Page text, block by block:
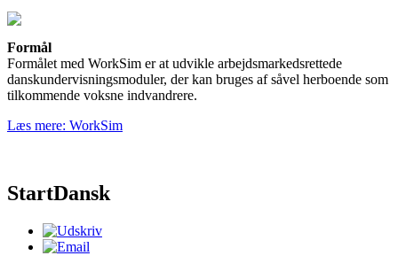
Formål
Formålet med WorkSim er at udvikle arbejdsmarkedsrettede
danskundervisningsmoduler, der kan bruges af såvel herboende som
tilkommende voksne indvandrere.
Læs mere: WorkSim
StartDansk